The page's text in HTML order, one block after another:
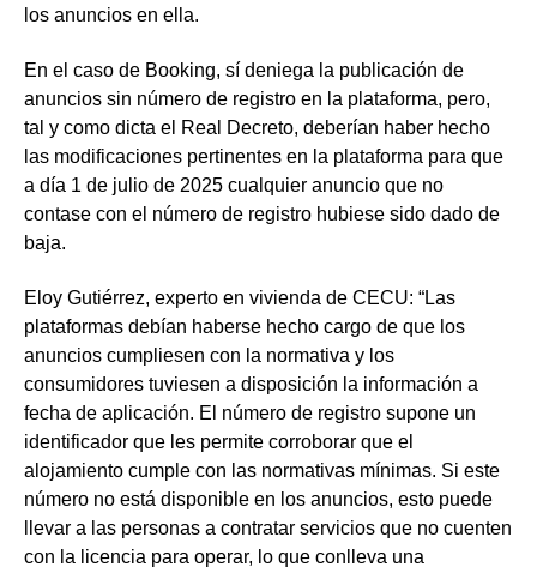
los anuncios en ella.
En el caso de Booking, sí deniega la publicación de
anuncios sin número de registro en la plataforma, pero,
tal y como dicta el Real Decreto, deberían haber hecho
las modificaciones pertinentes en la plataforma para que
a día 1 de julio de 2025 cualquier anuncio que no
contase con el número de registro hubiese sido dado de
baja.
Eloy Gutiérrez, experto en vivienda de CECU: “Las
plataformas debían haberse hecho cargo de que los
anuncios cumpliesen con la normativa y los
consumidores tuviesen a disposición la información a
fecha de aplicación. El número de registro supone un
identificador que les permite corroborar que el
alojamiento cumple con las normativas mínimas. Si este
número no está disponible en los anuncios, esto puede
llevar a las personas a contratar servicios que no cuenten
con la licencia para operar, lo que conlleva una